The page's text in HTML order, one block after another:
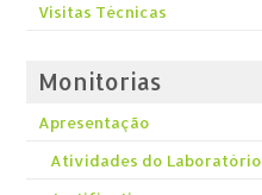
Visitas Técnicas
Monitorias
Apresentação
Atividades do Laboratório